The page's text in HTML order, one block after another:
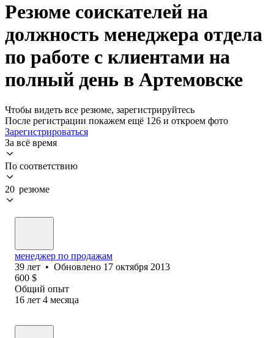
Резюме соискателей на
должность менеджера отдела
по работе с клиентами на
полный день в Артемовске
Чтобы видеть все резюме, зарегистрируйтесь
После регистрации покажем ещё 126 и откроем фото
Зарегистрироваться
За всё время
По соответствию
20 резюме
менеджер по продажам
39 лет • Обновлено 17 октября 2013
600 $
Общий опыт
16 лет 4 месяца